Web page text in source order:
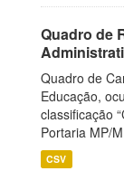
Quadro de
Quadro de
Educação,
classificação
Portaria MP/
CSV